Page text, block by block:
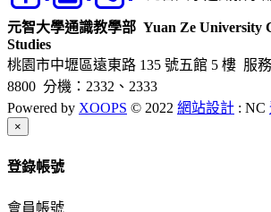
元智大學通識教學部 Yuan Ze University
Studies
桃園市中壢區遠東路 135 號五館 5 樓 服
8800 分機：2332、2333
Powered by XOOPS © 2022 網站設計 : NC
×
登錄帳號
會員帳號